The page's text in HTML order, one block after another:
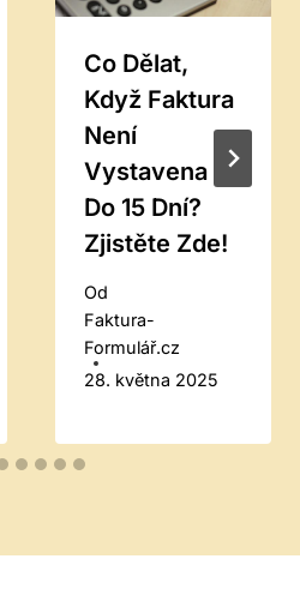
Co Dělat,
Když Faktura
Není
Vystavena
Do 15 Dní?
Zjistěte Zde!
Od
Faktura-
Formulář.cz
28. května 2025